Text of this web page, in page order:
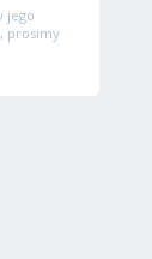
jego
prosimy